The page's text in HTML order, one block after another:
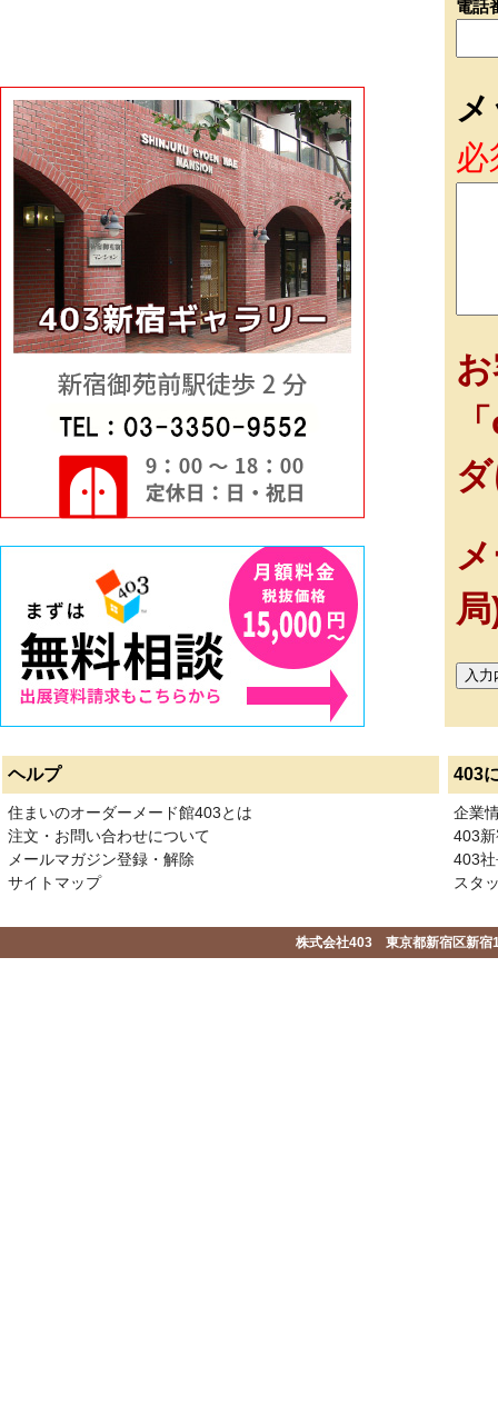
電話
必
ヘルプ 403
住まいのオーダーメード館403とは
注文・お問い合わせについて
メールマガジン登録・解除
サイトマップ
企業
403
403
スタ
株式会社403 東京都新宿区新